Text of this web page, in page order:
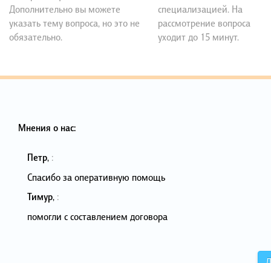
Дополнительно вы можете
указать тему вопроса, но это не
обязательно.
специализацией. На
рассмотрение вопроса
уходит до 15 минут.
Мнения о нас:
Петр, :
Спасибо за оперативную помощь
Тимур, :
помогли с составлением договора